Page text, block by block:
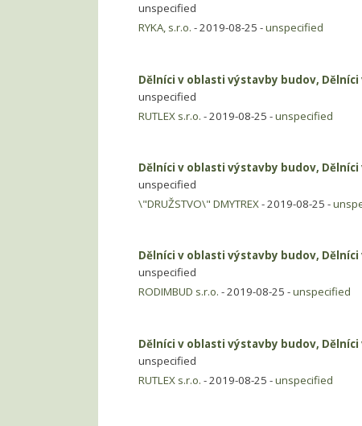
unspecified
RYKA, s.r.o. - 2019-08-25 -unspecified
Dělníci v oblasti výstavby budov,
unspecified
RUTLEX s.r.o. - 2019-08-25 -unspecified
Dělníci v oblasti výstavby budov,
unspecified
\"DRUŽSTVO\" DMYTREX- 2019-08-25 -
Dělníci v oblasti výstavby budov,
unspecified
RODIMBUD s.r.o. - 2019-08-25 -unspecified
Dělníci v oblasti výstavby budov,
unspecified
RUTLEX s.r.o. - 2019-08-25 -unspecified